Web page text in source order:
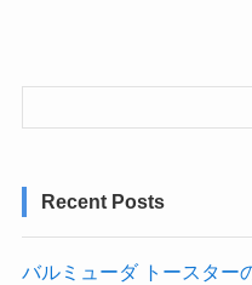
Recent Posts
バルミューダ トースター